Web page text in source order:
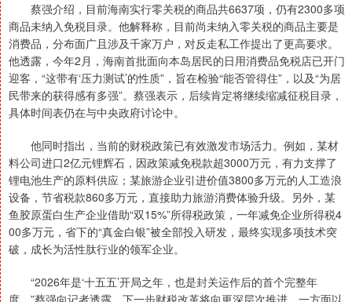
蔡强介绍，目前海南实行零关税的商品共6637项，仍有2300多项
商品未纳入免税目录。他解释称，目前尚未纳入零关税的商品主要是
消费品，分布面广且涉及千家万户，对反走私工作提出了更高要求。
他透露，今年2月，海南首批面向本岛居民的日用消费品免税店已开门
迎客，“这带有‘压力测试’的性质”，旨在检验“能否管得住”，以及“为居
民带来的获得感有多强”。蔡强表示，后续肯定将继续缩减征税目录，
具体时间表仍在与中央政府讨论中。
他同时指出，当前的财税政策已有效激发市场活力。例如，某材
料公司进口2亿元锂辉石，因政策减免税款超3000万元，有力支撑了
锂电池生产的原料供应；某旅游企业引进价值3800多万元的人工造浪
设备，节省税款860多万元，直接助力旅游消费体验升级。另外，某
鱼胶原蛋白生产企业借助“双15%”所得税政策，一年减免企业所得税4
00多万元，省下的“真金白银”被全部投入研发，最终实现多项技术突
破，成长为活性肽行业的领军企业。
“2026年是‘十五五’开局之年，也是封关运作后的首个完整年